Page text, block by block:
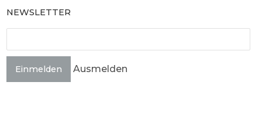
NEWSLETTER
Einmelden Ausmelden